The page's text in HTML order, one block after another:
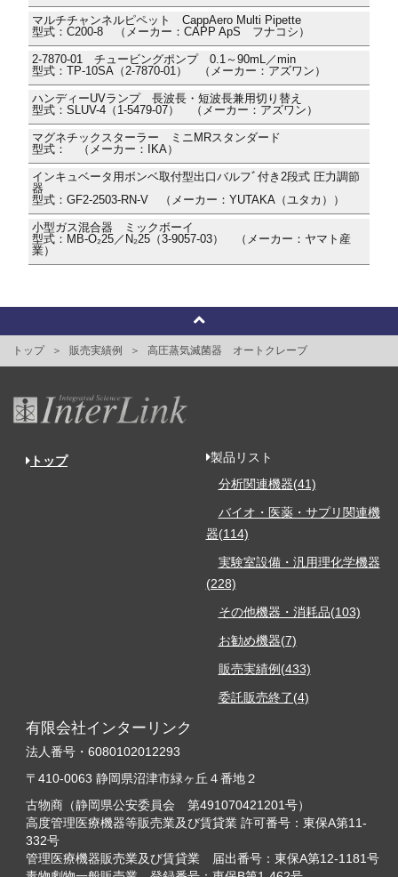
マルチチャンネルピペット CappAero Multi Pipette
型式：C200-8 （メーカー：CAPP ApS フナコシ）
2-7870-01 チュービングポンプ 0.1～90mL／min
型式：TP-10SA（2-7870-01） （メーカー：アズワン）
ハンディーUVランプ 長波長・短波長兼用切り替え
型式：SLUV-4（1-5479-07） （メーカー：アズワン）
マグネチックスターラー ミニMRスタンダード
型式： （メーカー：IKA）
インキュベータ用ボンベ取付型出口バルフﾞ付き2段式 圧力調節
器
型式：GF2-2503-RN-V （メーカー：YUTAKA（ユタカ））
小型ガス混合器 ミックボーイ
型式：MB-O₂25／N₂25（3-9057-03） （メーカー：ヤマト産
業）
トップ 販売実績例 高圧蒸気滅菌器 オートクレーブ
トップ
製品リスト
分析関連機器(41)
バイオ・医薬・サプリ関連機
器(114)
実験室設備・汎用理化学機器
(228)
その他機器・消耗品(103)
お勧め機器(7)
販売実績例(433)
委託販売終了(4)
有限会社インターリンク
法人番号・6080102012293
〒410-0063 静岡県沼津市緑ヶ丘４番地２
古物商（静岡県公安委員会 第491070421201号）
高度管理医療機器等販売業及び賃貸業 許可番号：東保A第11-
332号
管理医療機器販売業及び賃貸業 届出番号：東保A第12-1181号